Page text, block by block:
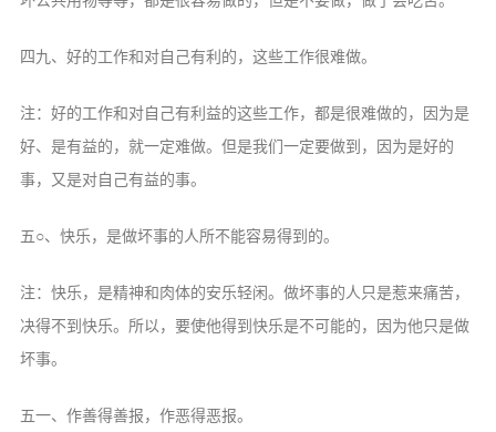
四九、好的工作和对自己有利的，这些工作很难做。
注：好的工作和对自己有利益的这些工作，都是很难做的，因为是
好、是有益的，就一定难做。但是我们一定要做到，因为是好的
事，又是对自己有益的事。
五○、快乐，是做坏事的人所不能容易得到的。
注：快乐，是精神和肉体的安乐轻闲。做坏事的人只是惹来痛苦，
决得不到快乐。所以，要使他得到快乐是不可能的，因为他只是做
坏事。
五一、作善得善报，作恶得恶报。